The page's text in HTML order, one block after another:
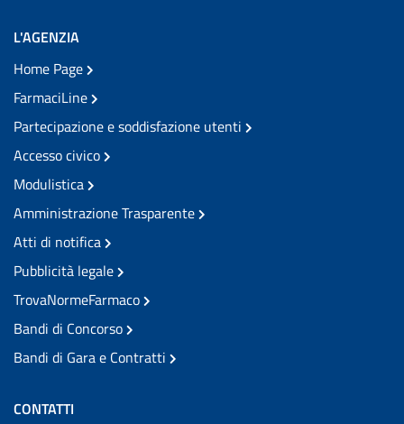
L'AGENZIA
Home Page
FarmaciLine
Partecipazione e soddisfazione utenti
Accesso civico
Modulistica
Amministrazione Trasparente
Atti di notifica
Pubblicità legale
TrovaNormeFarmaco
Bandi di Concorso
Bandi di Gara e Contratti
CONTATTI